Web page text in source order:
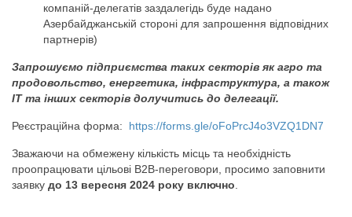
компаній-делегатів заздалегідь буде надано
Азербайджанській стороні для запрошення відповідних
партнерів)
Запрошуємо підприємства таких секторів як агро та
продовольство, енергетика, інфраструктура, а також
ІТ та інших секторів долучитись до делегації.
Реєстраційна форма: https://forms.gle/oFoPrcJ4o3VZQ1DN7
Зважаючи на обмежену кількість місць та необхідність
проопрацювати цільові В2В-переговори, просимо заповнити
заявку до 13 вересня 2024 року включно.